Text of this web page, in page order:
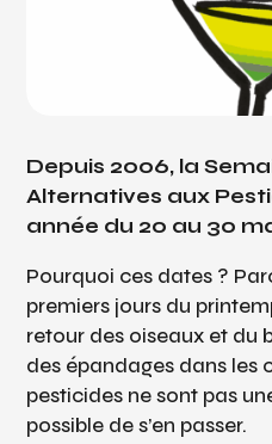
Depuis 2006, la
Alternatives aux
année du 20 au 30
Pourquoi ces dates ?
premiers jours du
retour des oiseaux et du
des épandages dans les
pesticides ne sont pas
possible de s’en passer.